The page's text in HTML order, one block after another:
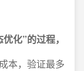
化”的过程，
本，验证最多